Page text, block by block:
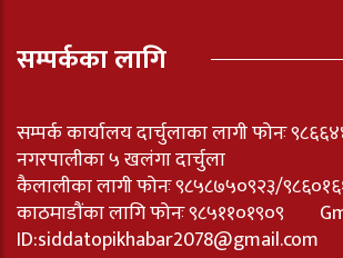
सम्पर्कका लागि
सम्पर्क कार्यालय दार्चुलाका लागी फोनः
नगरपालीका ५ खलंगा दार्चुला
कैलालीका लागी फोनः ९८५८७५०९२३/
काठमाडौंका लागि फोनः ९८५११०१९०९
ID:siddatopikhabar2078@gmail.com